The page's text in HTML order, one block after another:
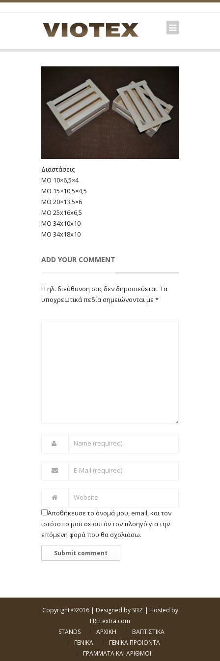
Διαστάσεις
MO 10×6,5×4
MO 15×10,5×4,5
MO 20×13,5×6
MO 25x16x6,5
MO 34x10x10
MO 34x18x10
ADD YOUR COMMENT
Η ηλ. διεύθυνση σας δεν δημοσιεύεται. Τα
υποχρεωτικά πεδία σημειώνονται με *
Αποθήκευσε το όνομά μου, email, και τον
ιστότοπο μου σε αυτόν τον πλοηγό για την
επόμενη φορά που θα σχολιάσω.
Copyright ©2016 | Designed by SBZ | Hosted by
FREEextra.com
STANDS
ΑΡΧΙΚΗ
ΒΑΠΤΙΣΤΙΚΑ
ΓΕΝΙΚΑ
ΓΕΝΙΚΑ ΠΡΟΙΟΝΤΑ
ΓΡΑΜΜΑΤΑ ΚΑΙ ΑΡΙΘΜΟΙ